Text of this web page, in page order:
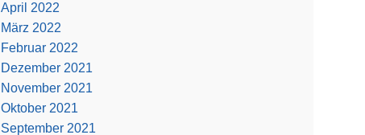
April 2022
März 2022
Februar 2022
Dezember 2021
November 2021
Oktober 2021
September 2021